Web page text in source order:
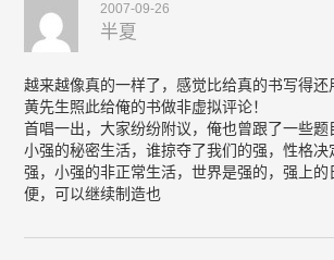
2007-09-26
半夏
越来越像真的一样了，感觉比给真的书写得
黄先生照此给俺的书做非虚拟评论！
首唱一出，大家纷纷附议，俺也曾跟了一些题
小强的秘密生活，谁掠夺了我们的强，性格决
强，小强的非正常生活，世界是强的，强上
便，可以继续制造也